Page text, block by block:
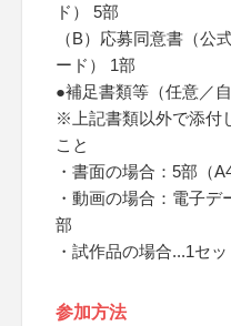
ド） 5部
（B）応募同意書（公
ード） 1部
●補足書類等（任意／自
※上記書類以外で添付
こと
・書面の場合：5部（
・動画の場合：電子
部
・試作品の場合...1セ
参加方法